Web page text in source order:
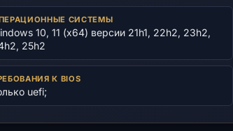
СИСТЕМЫ
10, 11 (x64) версии 21h1, 22h2, 23h2,
25h2
К BIOS
uefi;